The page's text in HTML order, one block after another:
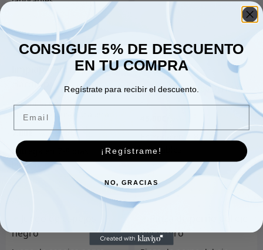
Añadir al carrito
Escobilla de
limpiaparabrisas trasera
7.00€
Añadir al carrito
Anillo de bloqueo 5TH AX-
Añadir al carrito
CONSIGUE 5% DE DESCUENTO
EN TU COMPRA
Regístrate para recibir el descuento.
Email
¡Regístrame!
NO, GRACIAS